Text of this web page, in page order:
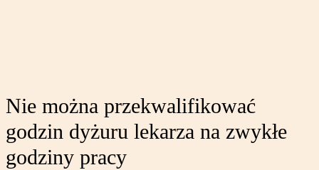
Nie można przekwalifikować
godzin dyżuru lekarza na zwykłe
godziny pracy